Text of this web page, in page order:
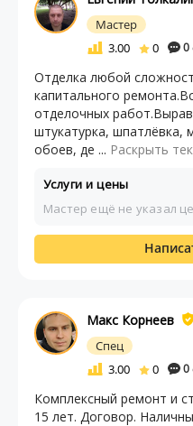
Мастер
3.00
0 0
Отделка любой
капитального
отделочных
штукатурка, шпатлёвка,
обоев, де ... Раскрыть
Услуги и цены
Мастер ещё не указал
Макс Корнеев
Спец
3.00
0 0
Комплексный ремонт и
15 лет. Договор.